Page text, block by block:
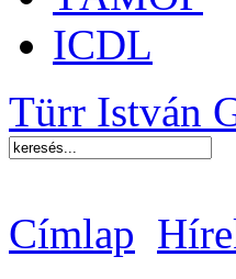
ICDL
Türr István
Címlap